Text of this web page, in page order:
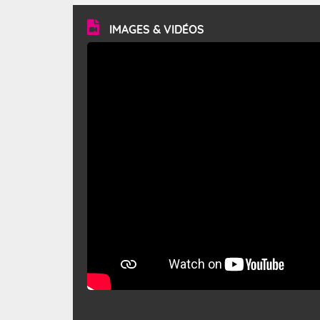
vitesse moyenne de 50 km/h et atteindre 80 à 100 km/h
en rafales, parfois davantage. Il parcourt la basse vallée
du Rhône et la Provence et envahit le littoral
méditerranéen à partir de la Camargue.
IMAGES & VIDÉOS